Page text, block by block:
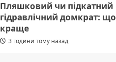
Пляшковий чи підкатний
гідравлічний домкрат: що
краще
3 години тому назад